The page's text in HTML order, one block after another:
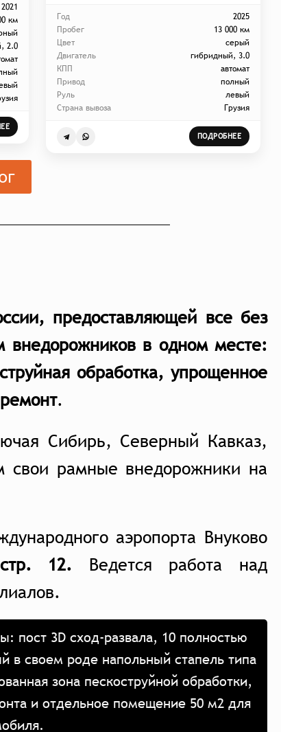
2021
км
2.0
Год
2025
Пробег
13 000 км
Цвет
серый
Двигатель
гибридный, 3.0
КПП
автомат
Привод
полный
Руль
левый
Страна вывоза
Грузия
ПОДРОБНЕЕ
предоставляющей все без
внедорожников в одном месте:
обработка, упрощенное
т.
Сибирь, Северный Кавказ,
свои рамные внедорожники на
аэропорта Внуково
12. Ведется работа над
пост 3D сход-развала, 10 полностью
в своем роде напольный стапель типа
зона пескоструйной обработки,
и отдельное помещение 50 м2 для